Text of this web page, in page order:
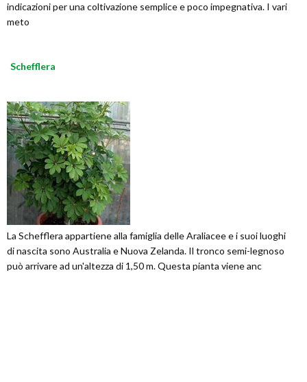
indicazioni per una coltivazione semplice e poco impegnativa. I vari
meto
Schefflera
La Schefflera appartiene alla famiglia delle Araliacee e i suoi luoghi
di nascita sono Australia e Nuova Zelanda. Il tronco semi-legnoso
può arrivare ad un'altezza di 1,50 m. Questa pianta viene anc